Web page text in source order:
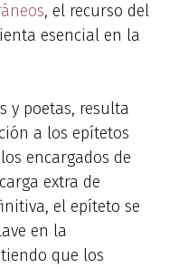
, el recurso del
esencial en la
y poetas, resulta
a los epítetos
encargados de
extra de
el epíteto se
en la
que los